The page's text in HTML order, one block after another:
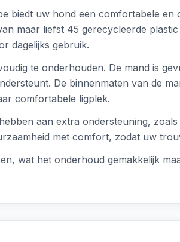
biedt uw hond een comfortabele
maar liefst 45 gerecycleerde
dagelijks gebruik.
te onderhouden. De mand is
De binnenmaten van de
comfortabele ligplek.
aan extra ondersteuning,
met comfort, zodat uw
wat het onderhoud gemakkelijk